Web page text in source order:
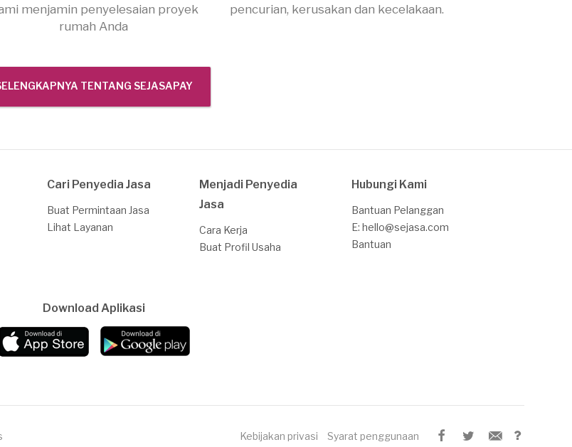
menjamin penyelesaian proyek
rumah Anda
pencurian, kerusakan dan kecelakaan.
TENTANG SEJASAPAY
Cari Penyedia Jasa
Buat Permintaan Jasa
Lihat Layanan
Menjadi Penyedia
Jasa
Cara Kerja
Buat Profil Usaha
Hubungi Kami
Bantuan Pelanggan
E: hello@sejasa.com
Bantuan
Download Aplikasi
Kebijakan privasi Syarat penggunaan